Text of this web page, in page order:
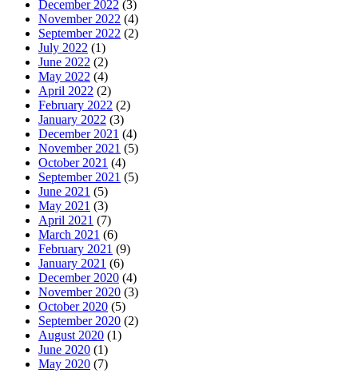
December 2022 (3)
November 2022 (4)
September 2022 (2)
July 2022 (1)
June 2022 (2)
May 2022 (4)
April 2022 (2)
February 2022 (2)
January 2022 (3)
December 2021 (4)
November 2021 (5)
October 2021 (4)
September 2021 (5)
June 2021 (5)
May 2021 (3)
April 2021 (7)
March 2021 (6)
February 2021 (9)
January 2021 (6)
December 2020 (4)
November 2020 (3)
October 2020 (5)
September 2020 (2)
August 2020 (1)
June 2020 (1)
May 2020 (7)